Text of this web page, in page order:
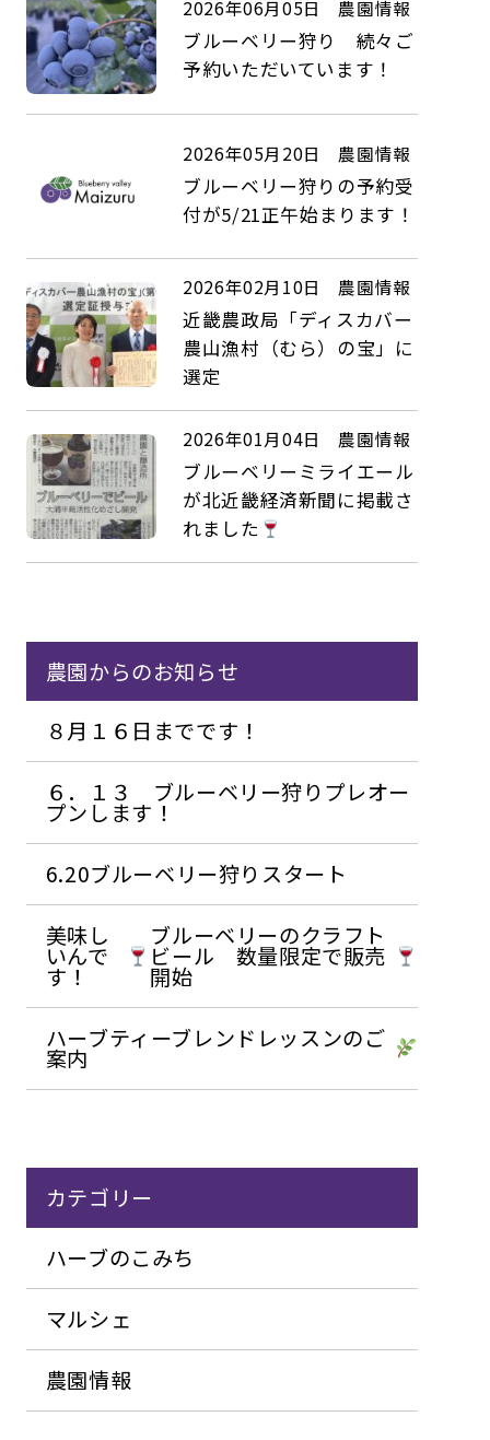
2026年06月05日 農園情報
ブルーベリー狩り 続々ご
予約いただいています！
2026年05月20日 農園情報
ブルーベリー狩りの予約受
付が5/21正午始まります！
2026年02月10日 農園情報
近畿農政局「ディスカバー
農山漁村（むら）の宝」に
選定
2026年01月04日 農園情報
ブルーベリーミライエール
が北近畿経済新聞に掲載さ
れました
農園からのお知らせ
８月１６日までです！
６．１３ ブルーベリー狩りプレオー
プンします！
6.20ブルーベリー狩りスタート
美味し
いんで
す！
ブルーベリーのクラフト
ビール 数量限定で販売
開始
ハーブティーブレンドレッスンのご
案内
カテゴリー
ハーブのこみち
マルシェ
農園情報